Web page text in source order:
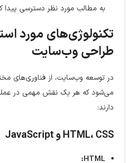
به مطالب مورد نظر دسترسی پیدا
تکنولوژی‌های مورد
طراحی وب‌سایت
در توسعه وب‌سایت، از فناوری‌های
می‌شود که هر یک نقش مهمی در
دارند:
HTML، CSS و JavaScript
HTML: